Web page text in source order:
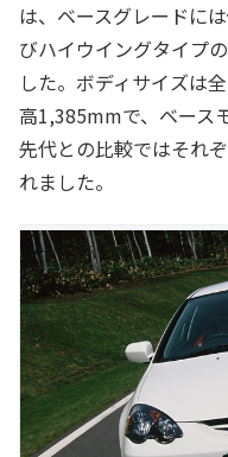
は、ベースグレードに
びハイウイングタイプ
した。ボディサイズ
高1,385mmで、ベース
先代との比較ではそ
れました。